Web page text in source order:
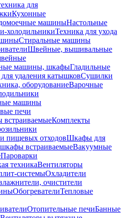
для
Кухонные
машиныНастольные
холодильникиТехника для ухода
Стиральные машины
Швейные, вышивальные
машины, шкафыГладильные
удаления катышковСушилки
оборудованиеВарочные
машины
печи
Комплекты
пищевых отходовШкафы для
встраиваемыеВакуумные
Пароварки
техникаВентиляторы
системыОхладители
очистители
ОбогревателиТепловые
Отопительные печиБанные